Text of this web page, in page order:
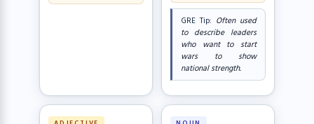
GRE Tip: Often used
to describe leaders
who want to start
wars to show
national strength.